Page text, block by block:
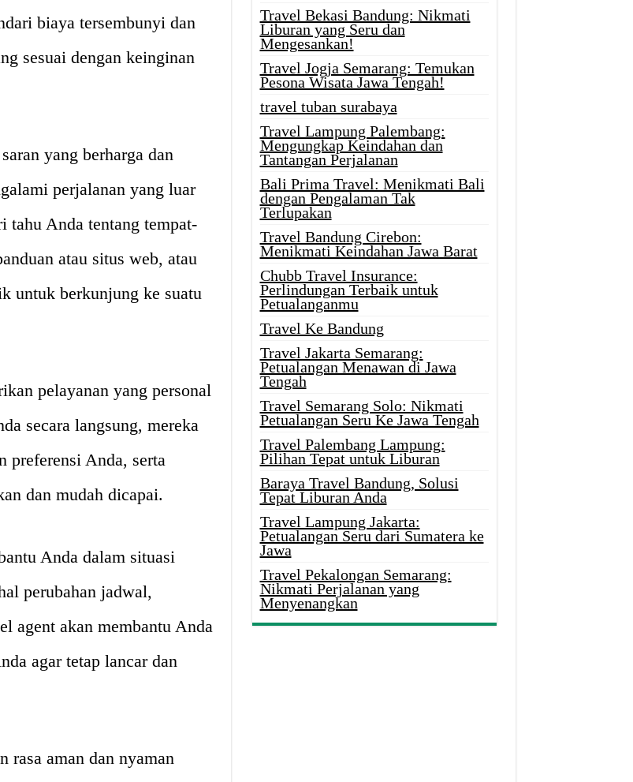
biaya tersembunyi dan
sesuai dengan keinginan
yang berharga dan
perjalanan yang luar
tahu Anda tentang tempat-
atau situs web, atau
untuk berkunjung ke suatu
pelayanan yang personal
secara langsung, mereka
preferensi Anda, serta
dan mudah dicapai.
Anda dalam situasi
perubahan jadwal,
agent akan membantu Anda
agar tetap lancar dan
rasa aman dan nyaman
Travel Bekasi Bandung: Nikmati
Liburan yang Seru dan
Mengesankan!
Travel Jogja Semarang: Temukan
Pesona Wisata Jawa Tengah!
travel tuban surabaya
Travel Lampung Palembang:
Mengungkap Keindahan dan
Tantangan Perjalanan
Bali Prima Travel: Menikmati Bali
dengan Pengalaman Tak
Terlupakan
Travel Bandung Cirebon:
Menikmati Keindahan Jawa Barat
Chubb Travel Insurance:
Perlindungan Terbaik untuk
Petualanganmu
Travel Ke Bandung
Travel Jakarta Semarang:
Petualangan Menawan di Jawa
Tengah
Travel Semarang Solo: Nikmati
Petualangan Seru Ke Jawa Tengah
Travel Palembang Lampung:
Pilihan Tepat untuk Liburan
Baraya Travel Bandung, Solusi
Tepat Liburan Anda
Travel Lampung Jakarta:
Petualangan Seru dari Sumatera ke
Jawa
Travel Pekalongan Semarang:
Nikmati Perjalanan yang
Menyenangkan